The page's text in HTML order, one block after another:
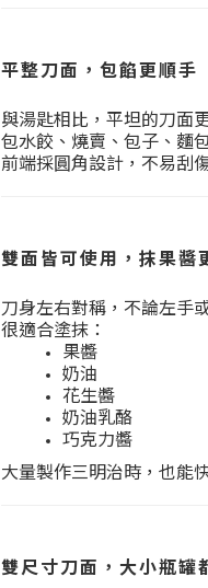
平整刀面，包餡更順手
與湯匙相比，平坦的刀面
包水餃、燒賣、包子、麵
前端採圓角設計，不易刮
雙面皆可使用，抹果醬
刀身左右對稱，不論左手
很適合塗抹：
果醬
奶油
花生醬
奶油乳酪
巧克力醬
大量製作三明治時，也能
雙尺寸刀面，大小瓶罐